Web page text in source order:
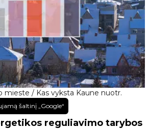
mieste / Kas vyksta Kaune nuotr.
šaltinį „Google“
reguliavimo tarybos